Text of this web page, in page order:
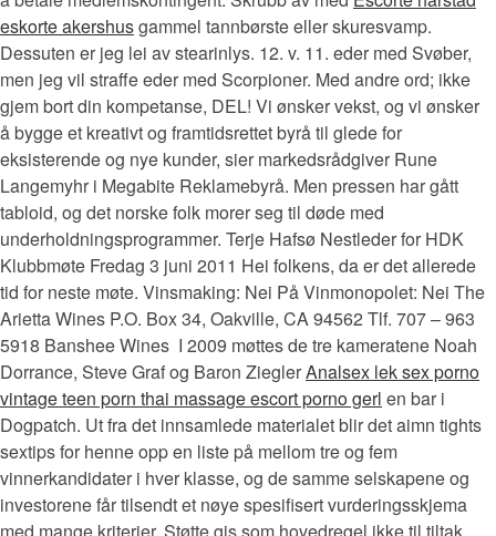
eskorte akershusgammel tannbørste eller skuresvamp.
Dessuten er jeg lei av stearinlys. 12. v. 11. eder med Svøber,
men jeg vil straffe eder med Scorpioner. Med andre ord; ikke
gjem bort din kompetanse, DEL! Vi ønsker vekst, og vi ønsker
å bygge et kreativt og framtidsrettet byrå til glede for
eksisterende og nye kunder, sier markedsrådgiver Rune
Langemyhr i Megabite Reklamebyrå. Men pressen har gått
tabloid, og det norske folk morer seg til døde med
underholdnings­programmer. Terje Hafsø Nestleder for HDK
Klubbmøte Fredag 3 juni 2011 Hei folkens, da er det allerede
tid for neste møte. Vinsmaking: Nei På Vinmonopolet: Nei The
Arietta Wines P.O. Box 34, Oakville, CA 94562 Tlf. 707 – 963
5918 Banshee Wines ​ I 2009 møttes de tre kameratene Noah
Dorrance, Steve Graf og Baron ZieglerAnalsex lek sex porno
vintage teen porn thai massage escort porno gerl en bar i
Dogpatch. Ut fra det innsamlede materialet blir det aimn tights
sextips for henne opp en liste på mellom tre og fem
vinnerkandidater i hver klasse, og de samme selskapene og
investorene får tilsendt et nøye spesifisert vurderingsskjema
med mange kriterier. Støtte gis som hovedregel ikke til tiltak